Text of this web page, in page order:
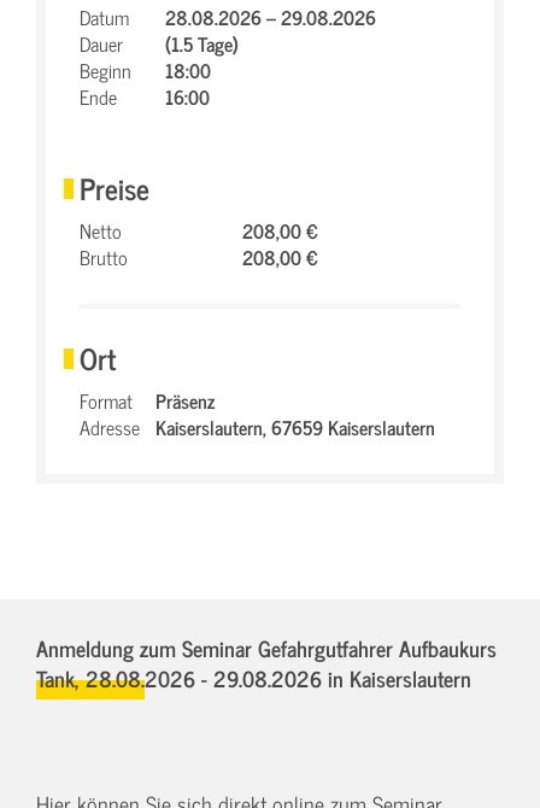
Datum
28.08.2026 – 29.08.2026
Dauer
(1.5 Tage)
Beginn
18:00
Ende
16:00
Preise
Netto
208,00 €
Brutto
208,00 €
Ort
Format
Präsenz
Adresse Kaiserslautern,67659 Kaiserslautern
Anmeldung zum Seminar Gefahrgutfahrer Aufbaukurs
Tank,28.08.2026 - 29.08.2026in Kaiserslautern